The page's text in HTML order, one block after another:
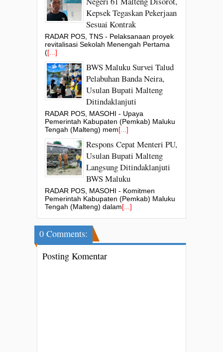
Kepsek Tegaskan Pekerjaan
Sesuai Kontrak
RADAR POS, TNS - Pelaksanaan proyek
revitalisasi Sekolah Menengah Pertama
([...]
BWS Maluku Survei Talud
Pelabuhan Banda Neira,
Usulan Bupati Malteng
Ditindaklanjuti
RADAR POS, MASOHI - Upaya
Pemerintah Kabupaten (Pemkab) Maluku
Tengah (Malteng) mem[...]
Respons Cepat Menteri PU,
Usulan Bupati Malteng
Langsung Ditindaklanjuti
BWS Maluku
RADAR POS, MASOHI - Komitmen
Pemerintah Kabupaten (Pemkab) Maluku
Tengah (Malteng) dalam[...]
0 Comments:
Posting Komentar